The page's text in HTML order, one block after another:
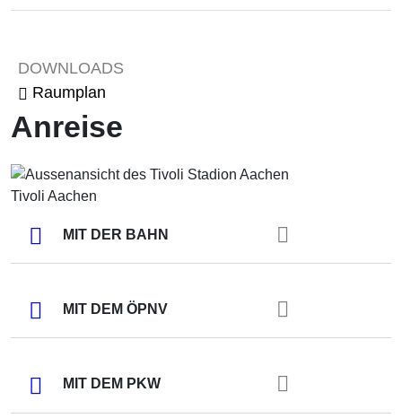
DOWNLOADS
Raumplan
Anreise
Tivoli Aachen
MIT DER BAHN
MIT DEM ÖPNV
MIT DEM PKW